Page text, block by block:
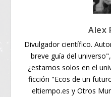
Alex
Divulgador científico.
breve guía del
¿estamos solos en el
ficción "Ecos de un
eltiempo.es y Otros